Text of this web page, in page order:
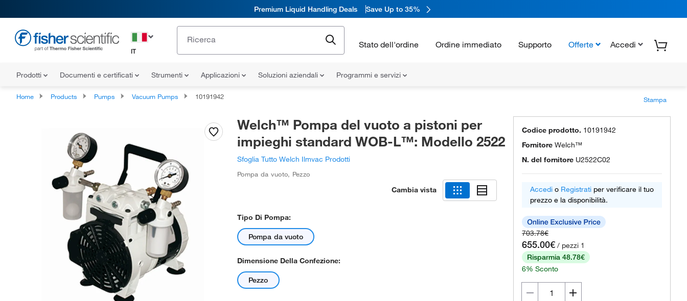
Premium Liquid Handling Deals Save Up to 35%
IT
Stato dell'ordine Ordine immediato Supporto Offerte Accedi
Prodotti Documenti e certificati Strumenti Applicazioni Soluzioni aziendali Programmi e servizi
Home Products Pumps Vacuum Pumps 10191942 Stampa
Welch™ Pompa del vuoto a pistoni per
impieghi standard WOB-L™: Modello 2522
Sfoglia Tutto Welch Ilmvac Prodotti
Pompa da vuoto, Pezzo
Cambia vista
Tipo Di Pompa:
Pompa da vuoto
Dimensione Della Confezione:
Pezzo
Codice prodotto. 10191942
Fornitore Welch™
N. del fornitore U2522C02
Accedi o Registrati per verificare il tuo
prezzo e la disponibilità.
703.78€
655.00€ / pezzi 1
Risparmia 48.78€
6% Sconto